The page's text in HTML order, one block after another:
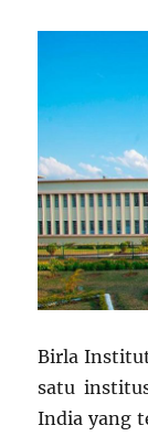
Birla
satu
India yang